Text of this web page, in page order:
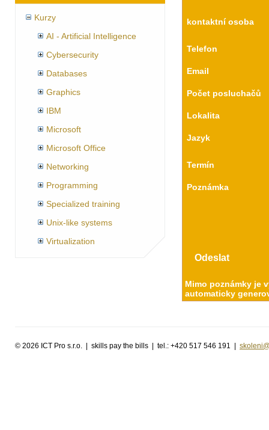
Kurzy
AI - Artificial Intelligence
Cybersecurity
Databases
Graphics
IBM
Microsoft
Microsoft Office
Networking
Programming
Specialized training
Unix-like systems
Virtualization
kontaktní osoba
Telefon
Email
Počet posluchačů
Lokalita
Jazyk
Termín
Poznámka
Mimo poznámky je
automaticky
© 2026 ICT Pro s.r.o. | skills pay the bills | tel.: +420 517 546 191 |